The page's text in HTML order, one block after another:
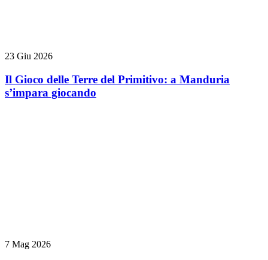
23 Giu 2026
Il Gioco delle Terre del Primitivo: a Manduria
s’impara giocando
7 Mag 2026